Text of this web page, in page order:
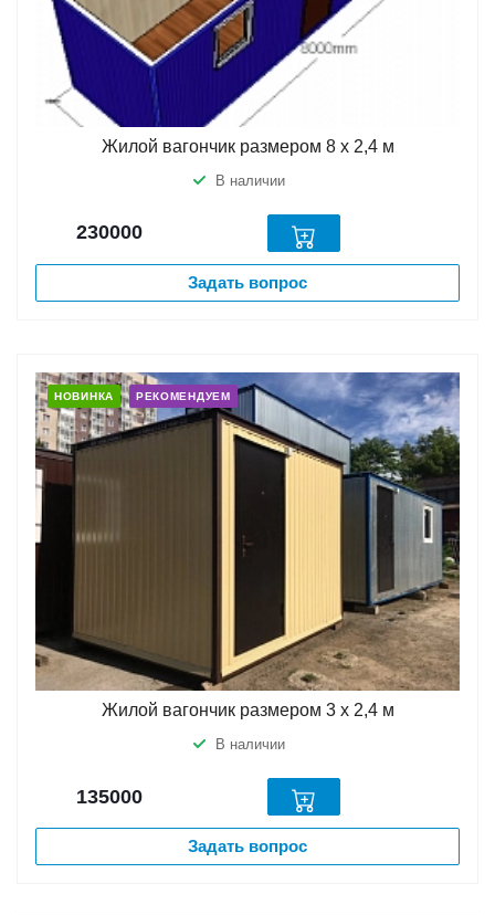
Жилой вагончик размером 8 х 2,4 м
В наличии
230000
Задать вопрос
НОВИНКА РЕКОМЕНДУЕМ
Жилой вагончик размером 3 х 2,4 м
В наличии
135000
Задать вопрос